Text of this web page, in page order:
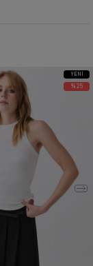
YENI
ÜRÜN
%25